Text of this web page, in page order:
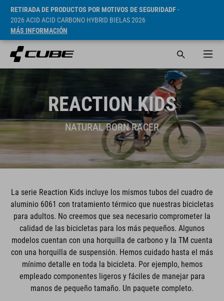
RETIRADA DE PRODUCTOS POR MOTIVOS DE SEGURIDADF-
2026 ACID ACID CARBONO HYBRID BIELAS 2026
MÁS INFORMACIÓN
REACTION KIDS
NATURAL BORN RACER
La serie Reaction Kids incluye los mismos tubos del cuadro de
aluminio 6061 con tratamiento térmico que nuestras bicicletas
para adultos. No creemos que sea necesario comprometer la
calidad de las bicicletas para los más pequeños. Algunos
modelos cuentan con una horquilla de carbono y la TM cuenta
con una horquilla de suspensión. Hemos cuidado hasta el más
mínimo detalle en toda la bicicleta. Por ejemplo, hemos
empleado componentes ligeros y fáciles de manejar para
manos de pequeño tamaño. Un paquete completo.